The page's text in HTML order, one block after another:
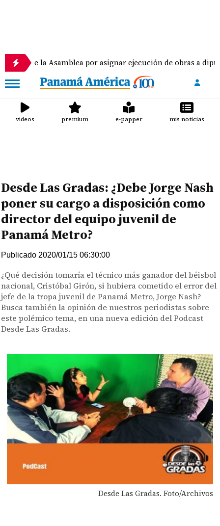
de la Asamblea por asignar ejecución de obras a
videos premium e-papper mis noticias
Desde Las Gradas: ¿Debe Jorge Nash
poner su cargo a disposición como
director del equipo juvenil de
Panamá Metro?
Publicado 2020/01/15 06:30:00
¿Qué decisión tomaría el técnico más ganador del béisbol
nacional, Cristóbal Girón, si hubiera cometido el error del
jefe de la tropa juvenil de Panamá Metro, Jorge Nash?
Busca también la opinión de nuestros periodistas sobre
este polémico tema, en una nueva edición del Podcast
Desde Las Gradas.
Desde Las Gradas. Foto/Archivos